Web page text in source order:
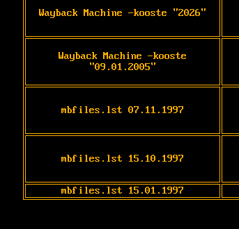
Wayback Machine -kooste "2026"
Wayback Machine -kooste
"09.01.2005"
mbfiles.lst 07.11.1997
mbfiles.lst 15.10.1997
mbfiles.lst 15.01.1997